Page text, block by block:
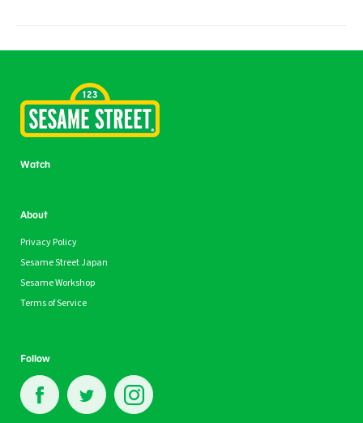
Watch
About
Privacy Policy
Sesame Street Japan
Sesame Workshop
Terms of Service
Follow